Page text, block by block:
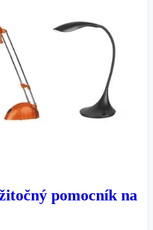
pomocník na